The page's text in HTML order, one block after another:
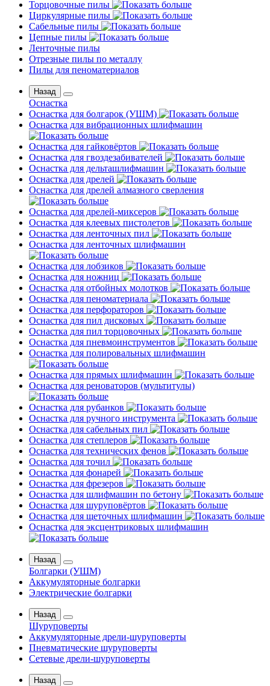
Торцовочные пилы
Циркулярные пилы
Сабельные пилы
Цепные пилы
Ленточные пилы
Отрезные пилы по металлу
Пилы для пеноматериалов
Назад
Оснастка
Оснастка для болгарок (УШМ)
Оснастка для вибрационных шлифмашин
Оснастка для гайковёртов
Оснастка для гвоздезабивателей
Оснастка для дельташлифмашин
Оснастка для дрелей
Оснастка для дрелей алмазного сверления
Оснастка для дрелей-миксеров
Оснастка для клеевых пистолетов
Оснастка для ленточных пил
Оснастка для ленточных шлифмашин
Оснастка для лобзиков
Оснастка для ножниц
Оснастка для отбойных молотков
Оснастка для пеноматериала
Оснастка для перфораторов
Оснастка для пил дисковых
Оснастка для пил торцовочных
Оснастка для пневмоинструментов
Оснастка для полировальных шлифмашин
Оснастка для прямых шлифмашин
Оснастка для реноваторов (мультитулы)
Оснастка для рубанков
Оснастка для ручного инструмента
Оснастка для сабельных пил
Оснастка для степлеров
Оснастка для технических фенов
Оснастка для точил
Оснастка для фонарей
Оснастка для фрезеров
Оснастка для шлифмашин по бетону
Оснастка для шуруповёртов
Оснастка для щеточных шлифмашин
Оснастка для эксцентриковых шлифмашин
Назад
Болгарки (УШМ)
Аккумуляторные болгарки
Электрические болгарки
Назад
Шуруповерты
Аккумуляторные дрели-шуруповерты
Пневматические шуруповерты
Сетевые дрели-шуруповерты
Назад